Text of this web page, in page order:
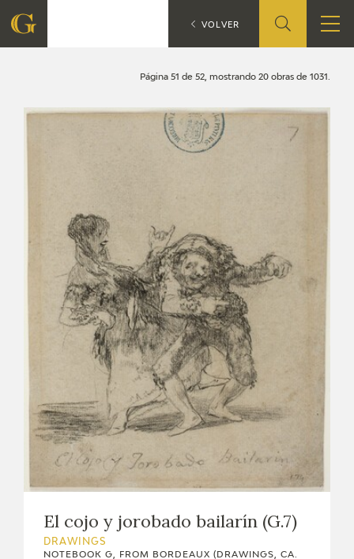
QUIENES SOMOS
CONTACT
ACTUALIDAD
Página 51 de 52, mostrando 20 obras de 1031.
El cojo y jorobado bailarín (G.7)
DRAWINGS
NOTEBOOK G, FROM BORDEAUX (DRAWINGS, CA.
CATÁLOGO Search
VOLVER